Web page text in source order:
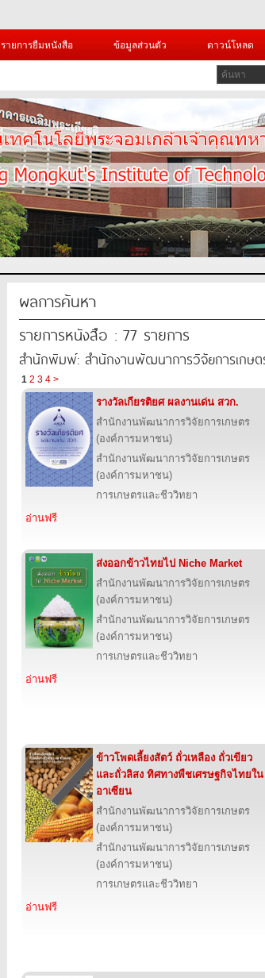
รายการยืมหนังสือ ข้อมูลส่วนตัว ดาวน์โหลด
ผลการค้นหา
รายการหนังสือ : 77 รายการ
สำนักพิมพ์: สำนักงานพัฒนาการวิจัยการเกษต
1 2 3 4 >
รางวัลเกียรติยศ ผลงานเด่น สวก.
สำนักงานพัฒนาการวิจัยการเกษตร
(องค์การมหาชน)
สำนักงานพัฒนาการวิจัยการเกษตร
(องค์การมหาชน)
การเกษตรและชีววิทยา
อ่านฟรี
ส่งออกข้าวไทยไป Niche Market
สำนักงานพัฒนาการวิจัยการเกษตร
(องค์การมหาชน)
สำนักงานพัฒนาการวิจัยการเกษตร
(องค์การมหาชน)
การเกษตรและชีววิทยา
อ่านฟรี
ข้าวโพดเลี้ยงสัตว์ ถั่วเหลือง ถั่วเขียว
และถั่วลิสง ทิศทางพืชเศรษฐกิจไทยใน
อาเซียน
สำนักงานพัฒนาการวิจัยการเกษตร
(องค์การมหาชน)
สำนักงานพัฒนาการวิจัยการเกษตร
(องค์การมหาชน)
การเกษตรและชีววิทยา
อ่านฟรี